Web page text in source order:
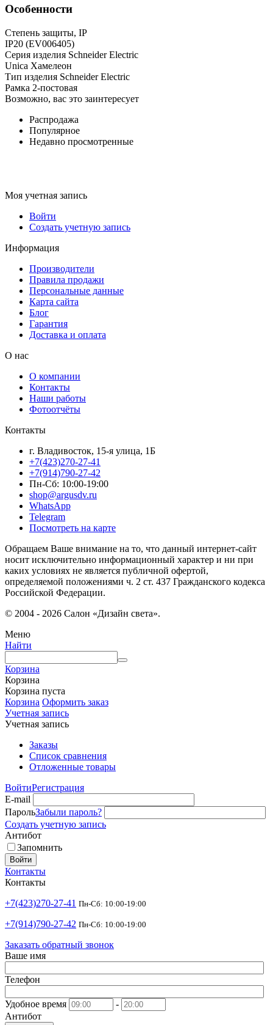
Особенности
Степень защиты, IP
IP20 (EV006405)
Серия изделия Schneider Electric
Unica Хамелеон
Тип изделия Schneider Electric
Рамка 2-постовая
Возможно, вас это заинтересует
Распродажа
Популярное
Недавно просмотренные
Моя учетная запись
Войти
Создать учетную запись
Информация
Производители
Правила продажи
Персональные данные
Карта сайта
Блог
Гарантия
Доставка и оплата
О нас
О компании
Контакты
Наши работы
Фотоотчёты
Контакты
г. Владивосток, 15-я улица, 1Б
+7(423)270-27-41
+7(914)790-27-42
Пн-Сб: 10:00-19:00
shop@argusdv.ru
WhatsApp
Telegram
Посмотреть на карте
Обращаем Ваше внимание на то, что данный интернет-сайт
носит исключительно информационный характер и ни при
каких условиях не является публичной офертой,
определяемой положениями ч. 2 ст. 437 Гражданского кодекса
Российской Федерации.
© 2004 - 2026 Салон «Дизайн света».
Меню
Найти
Корзина
Корзина
Корзина пуста
Корзина Оформить заказ
Учетная запись
Учетная запись
Заказы
Список сравнения
Отложенные товары
ВойтиРегистрация
E-mail
ПарольЗабыли пароль?
Создать учетную запись
Антибот
Запомнить
Войти
Контакты
Контакты
+7(423)270-27-41 Пн-Сб: 10:00-19:00
+7(914)790-27-42 Пн-Сб: 10:00-19:00
Заказать обратный звонок
Ваше имя
Телефон
Удобное время
-
Антибот